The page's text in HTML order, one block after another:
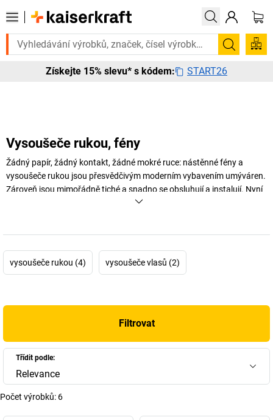
to urgentně? Vybrané bestsellery doručíme do 72 hodin.
Hledání
Získejte 15% slevu* s kódem: START26
Vysoušeče rukou, fény
Žádný papír, žádný kontakt, žádné mokré ruce: nástěnné fény a
vysoušeče rukou jsou přesvědčivým moderním vybavením umýváren.
Zároveň jsou mimořádně tiché a snadno se obsluhují a instalují. Nyní
vysoušeče rukou (4) vysoušeče vlasů (2)
Filtrovat
Třídit podle:
Relevance
Počet výrobků: 6